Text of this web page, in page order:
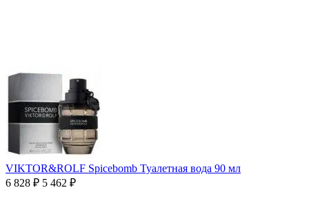
VIKTOR&ROLF Spicebomb Туалетная вода 90 мл
6 828 ₽ 5 462 ₽